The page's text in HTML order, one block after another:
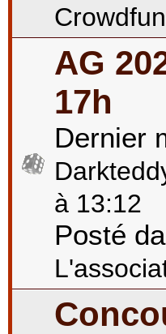
AG
17h
Dernier
à 13:12
Posté